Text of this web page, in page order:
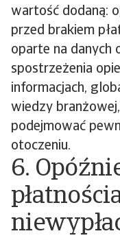
wartość dodaną:
przed brakiem
oparte na danych
spostrzeżenia
informacjach,
wiedzy
podejmować
otoczeniu.
6.